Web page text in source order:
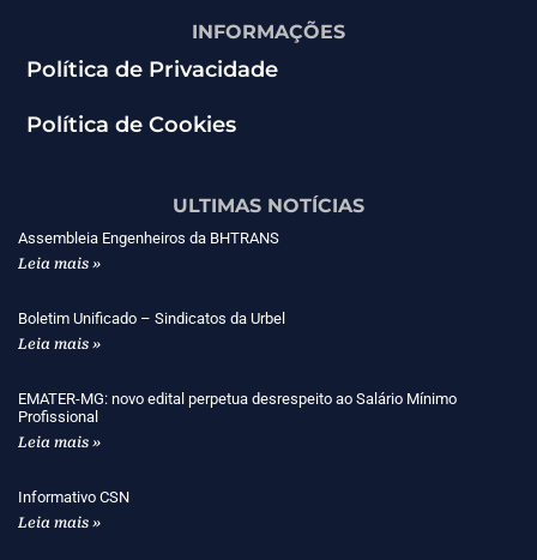
INFORMAÇÕES
Política de Privacidade
Política de Cookies
ULTIMAS NOTÍCIAS
Assembleia Engenheiros da BHTRANS
Leia mais »
Boletim Unificado – Sindicatos da Urbel
Leia mais »
EMATER-MG: novo edital perpetua desrespeito ao Salário Mínimo
Profissional
Leia mais »
Informativo CSN
Leia mais »